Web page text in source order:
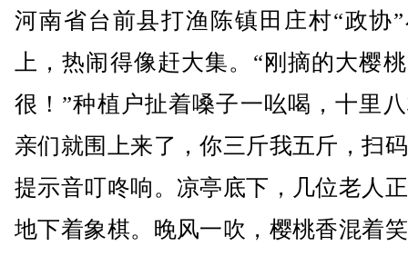
河南省台前县打渔陈镇田庄村“政协
上，热闹得像赶大集。“刚摘的大樱
很！”种植户扯着嗓子一吆喝，十里
亲们就围上来了，你三斤我五斤，扫
提示音叮咚响。凉亭底下，几位老人
地下着象棋。晚风一吹，樱桃香混着